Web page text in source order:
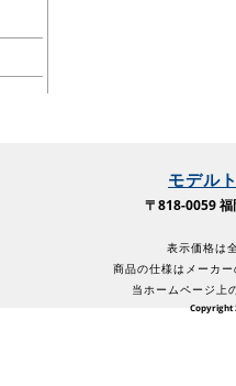
モデル
〒818-0059
表示価格は
商品の仕様はメーカ
当ホームページ上
Copyright